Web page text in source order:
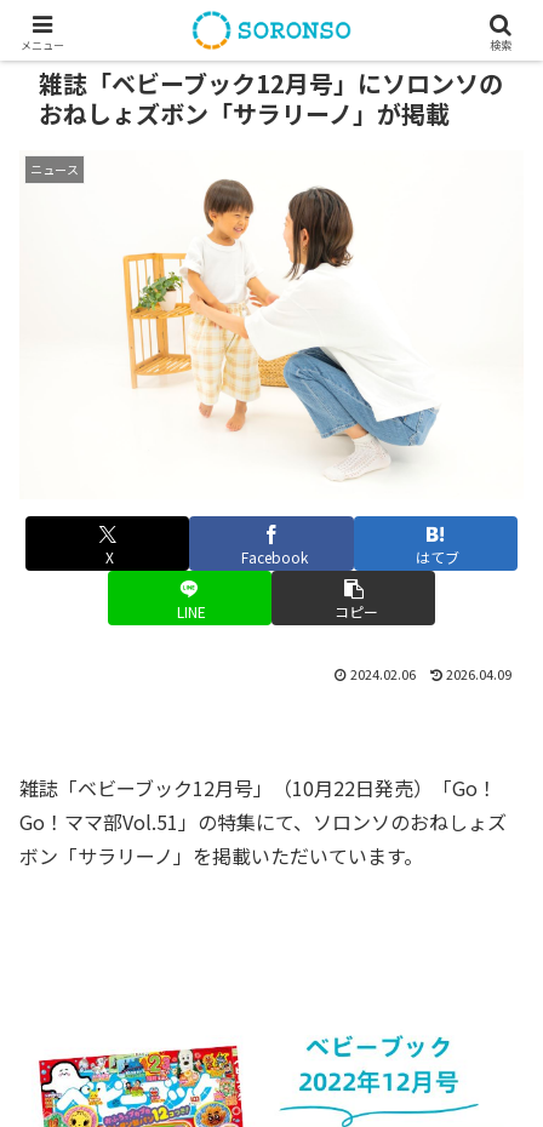
雑誌「ベビーブック12月号」にソロンソの
おねしょズボン「サラリーノ」が掲載
ニュース
X Facebook はてブ
LINE コピー
2024.02.06 2026.04.09
雑誌「ベビーブック12月号」（10月22日発売）「Go！
Go！ママ部Vol.51」の特集にて、ソロンソのおねしょズ
ボン「サラリーノ」を掲載いただいています。
メニュー 検索